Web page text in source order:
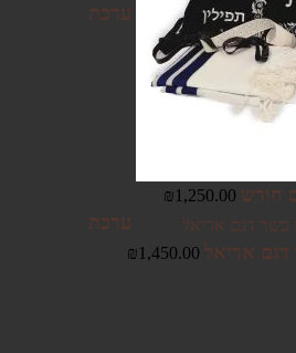
ערכת
חורש ₪1,250.00
ערכת
דגם אריאל
₪1,450.00